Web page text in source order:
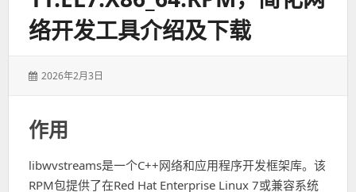
络开发工具介绍及下载
发
2026年2月3日
作用
libwvstreams是一个C++网络和应用程序开发框架库。该
RPM包提供了在Red Hat Enterprise Linux 7或兼容系统